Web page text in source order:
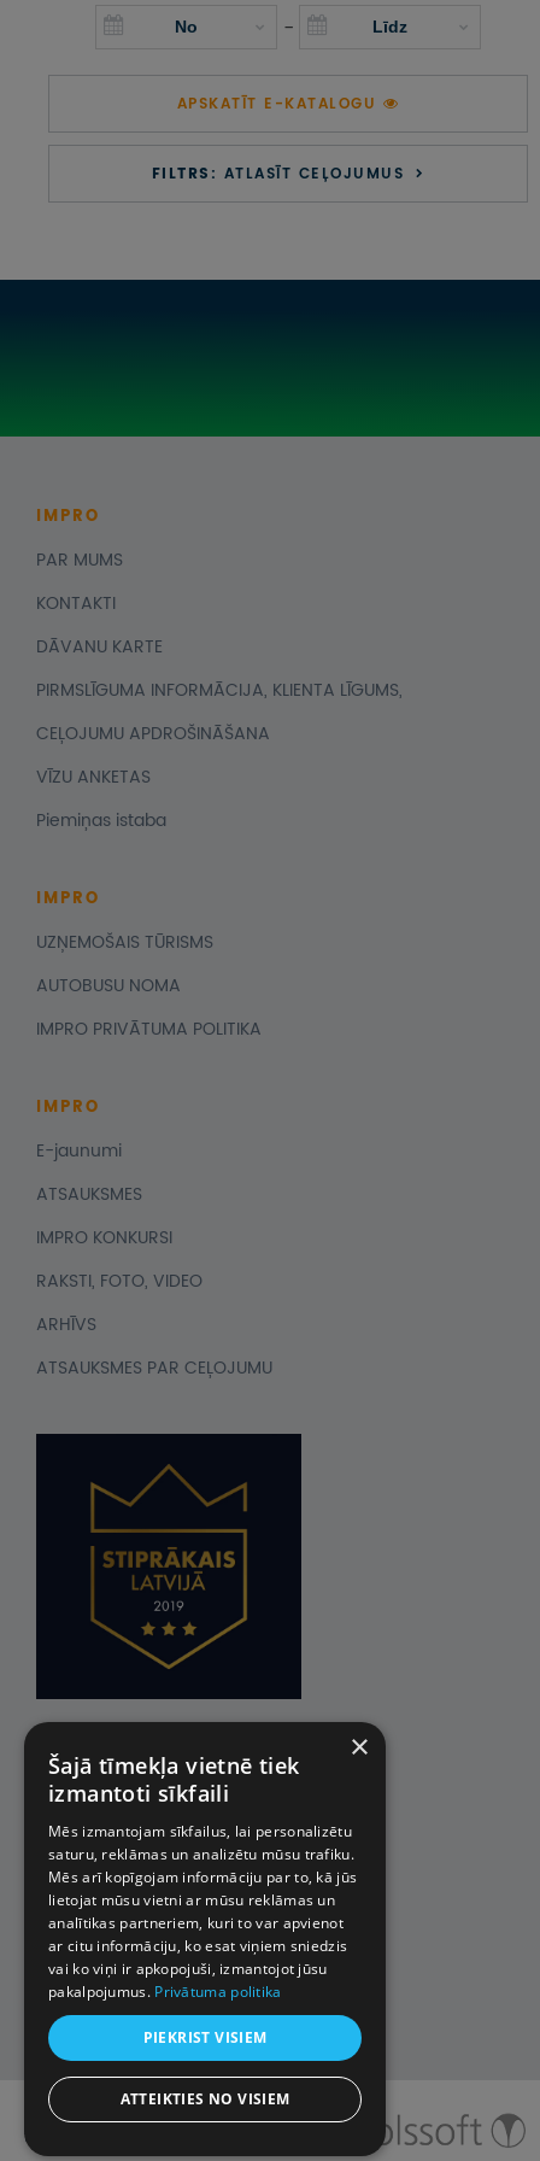
UZŅEMOŠAIS TŪRISMS
IMPRO KONKURSI
PIRMSLĪGUMA INFORMĀCIJA, KLIENTA LĪGUMS,
CEĻOJUMU APDROŠINĀŠANA
-
APSKATĪT E-KATALOGU
FILTRS: ATLASĪT CEĻOJUMUS
IMPRO
PAR MUMS
KONTAKTI
DĀVANU KARTE
PIRMSLĪGUMA INFORMĀCIJA, KLIENTA LĪGUMS,
CEĻOJUMU APDROŠINĀŠANA
VĪZU ANKETAS
Piemiņas istaba
IMPRO
UZŅEMOŠAIS TŪRISMS
AUTOBUSU NOMA
IMPRO PRIVĀTUMA POLITIKA
IMPRO
E-jaunumi
ATSAUKSMES
IMPRO KONKURSI
RAKSTI, FOTO, VIDEO
ARHĪVS
ATSAUKSMES PAR CEĻOJUMU
© 2026 Impro ceļojumi. Visas
tiesības aizsargātas.
×
Šajā tīmekļa vietnē tiek
izmantoti sīkfaili
Mēs izmantojam sīkfailus, lai personalizētu
saturu, reklāmas un analizētu mūsu trafiku.
Mēs arī kopīgojam informāciju par to, kā jūs
lietojat mūsu vietni ar mūsu reklāmas un
analītikas partneriem, kuri to var apvienot
ar citu informāciju, ko esat viņiem sniedzis
vai ko viņi ir apkopojuši, izmantojot jūsu
pakalpojumus. Privātuma politika
PIEKRIST VISIEM
ATTEIKTIES NO VISIEM